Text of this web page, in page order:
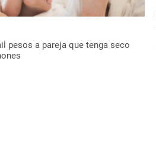
pesos a pareja que tenga seco